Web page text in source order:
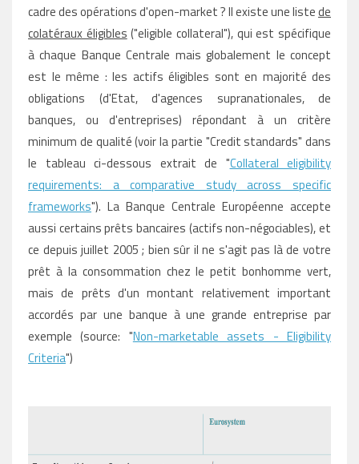
cadre des opérations d'open-market ? Il existe une listede
colatéraux éligibles ("eligible collateral"), qui est spécifique
à chaque Banque Centrale mais globalement le concept
est le même : les actifs éligibles sont en majorité des
obligations (d'Etat, d'agences supranationales, de
banques, ou d'entreprises) répondant à un critère
minimum de qualité (voir la partie "Credit standards" dans
le tableau ci-dessous extrait de "Collateral eligibility
requirements: a comparative study across specific
frameworks"). La Banque Centrale Européenne accepte
aussi certains prêts bancaires (actifs non-négociables), et
ce depuis juillet 2005 ; bien sûr il ne s'agit pas là de votre
prêt à la consommation chez le petit bonhomme vert,
mais de prêts d'un montant relativement important
accordés par une banque à une grande entreprise par
exemple (source: "Non-marketable assets - Eligibility
Criteria")